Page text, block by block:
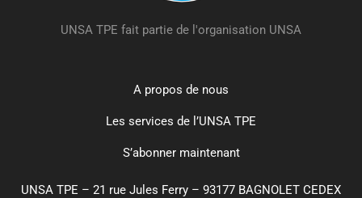
UNSA TPE fait partie de l'organisation UNSA
A propos de nous
Les services de l’UNSA TPE
S’abonner maintenant
UNSA TPE – 21 rue Jules Ferry – 93177 BAGNOLET CEDEX